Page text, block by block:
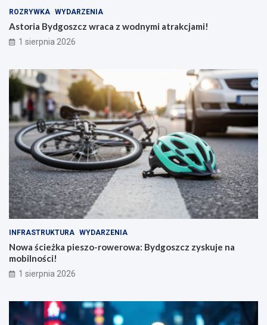
ROZRYWKA WYDARZENIA
Astoria Bydgoszcz wraca z wodnymi atrakcjami!
1 sierpnia 2026
INFRASTRUKTURA WYDARZENIA
Nowa ścieżka pieszo-rowerowa: Bydgoszcz zyskuje na
mobilności!
1 sierpnia 2026